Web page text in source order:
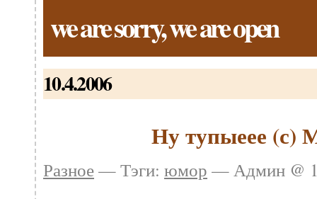
we are sorry, we are open
10.4.2006
Ну тупыеее (с)
Разное— Тэги: юмор — Админ @